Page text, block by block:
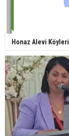
Honaz Alevi Köyleri